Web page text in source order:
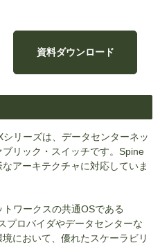
資料ダウンロード
リーズは、データセンターネッ
リック・スイッチです。Spine
アーキテクチャに対応していま
ワークスの共通OSである
プロバイダやデータセンターな
において、優れたスケーラビリ